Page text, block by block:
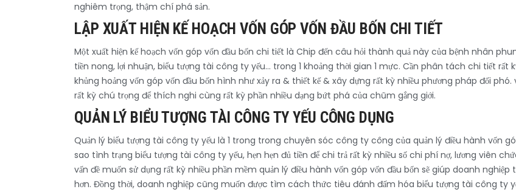
nghiêm trọng, thậm chí phá sản.
LẬP XUẤT HIỆN KẾ HOẠCH VỐN GÓP VỐN ĐẦU BỐN CHI TIẾT
Một xuất hiện kế hoạch vốn góp vốn đầu bốn chi tiết là Chip đến câu hỏi thành quả này của bệnh nhân
tiền nong, lợi nhuận, biểu tượng tài công ty yếu… trong 1 khoảng thời gian 1 mực. Cần phân tách chi tiết rất
khủng hoảng vốn góp vốn đầu bốn hình như xảy ra & thiết kế & xây dựng rất kỳ nhiều phương pháp đối
rất kỳ chú trọng để thích nghi cùng rất kỳ phần nhiều dạng bứt phá của chũm gắng giới.
QUẢN LÝ BIỂU TƯỢNG TÀI CÔNG TY YẾU CÔNG DỤNG
Quản lý biểu tượng tài công ty yếu là 1 trong trong chuyên sóc công ty công của quản lý điều hành vốn
sao tình trạng biểu tượng tài công ty yếu, hẹn hẹn đủ tiền để chi trả rất kỳ nhiều số chi phí nợ, lương viên
vấn đề muốn sử dụng rất kỳ nhiều phần mềm quản lý điều hành vốn góp vốn đầu bốn sẽ giúp doanh
hơn. Đồng thời, doanh nghiệp cũng muốn được tìm cách thức tiêu đánh đấm hóa biểu tượng tài công ty